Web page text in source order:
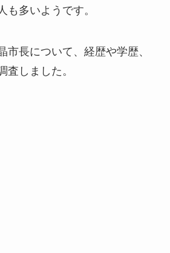
も多いようです。
市長について、経歴や学歴、
査しました。